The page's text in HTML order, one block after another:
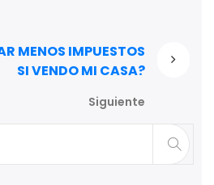
MENOS IMPUESTOS
SI VENDO MI CASA?
Siguiente